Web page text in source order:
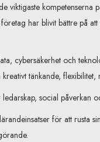
kompetenserna
har blivit bättre på
cybersäkerhet och
tänkande, flexibilitet,
social påverkan
för att rusta